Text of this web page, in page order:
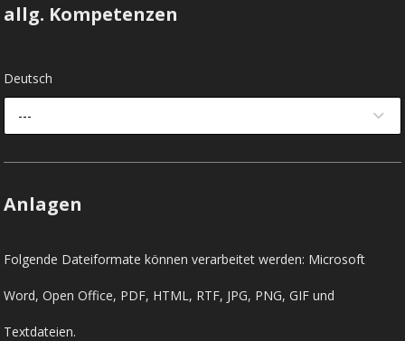
allg. Kompetenzen
Deutsch
---
Anlagen
Folgende Dateiformate können verarbeitet werden: Microsoft
Word, Open Office, PDF, HTML, RTF, JPG, PNG, GIF und
Textdateien.